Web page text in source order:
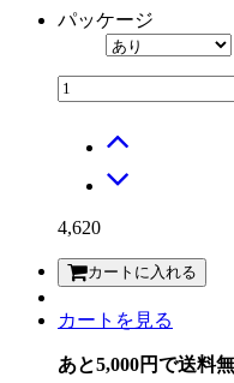
パッケージ
4,620
カートに入れる
カートを見る
あと5,000円で送料